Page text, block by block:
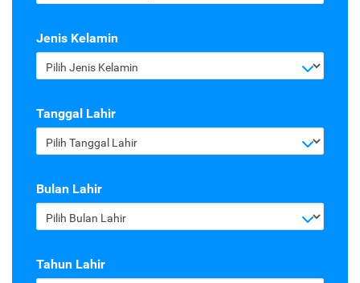
Jenis Kelamin
Pilih Jenis Kelamin
Tanggal Lahir
Pilih Tanggal Lahir
Bulan Lahir
Pilih Bulan Lahir
Tahun Lahir